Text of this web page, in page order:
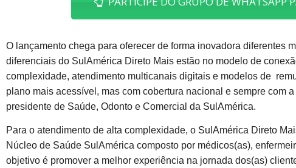
O lançamento chega para oferecer de forma inovadora diferentes
diferenciais do SulAmérica Direto Mais estão no modelo de
complexidade, atendimento multicanais digitais e modelos de
plano mais acessível, mas com cobertura nacional e sempre com
presidente de Saúde, Odonto e Comercial da SulAmérica.
Para o atendimento de alta complexidade, o SulAmérica Direto
Núcleo de Saúde SulAmérica composto por médicos(as),
objetivo é promover a melhor experiência na jornada dos(as)